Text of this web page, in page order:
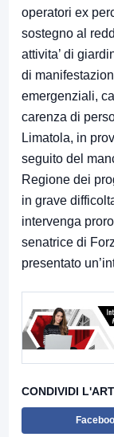
operatori ex
sostegno al
attivita’ di
di
emergenziali,
carenza di
Limatola, in
seguito del
Regione dei
in grave
intervenga
senatrice di
presentato
CONDIVIDI